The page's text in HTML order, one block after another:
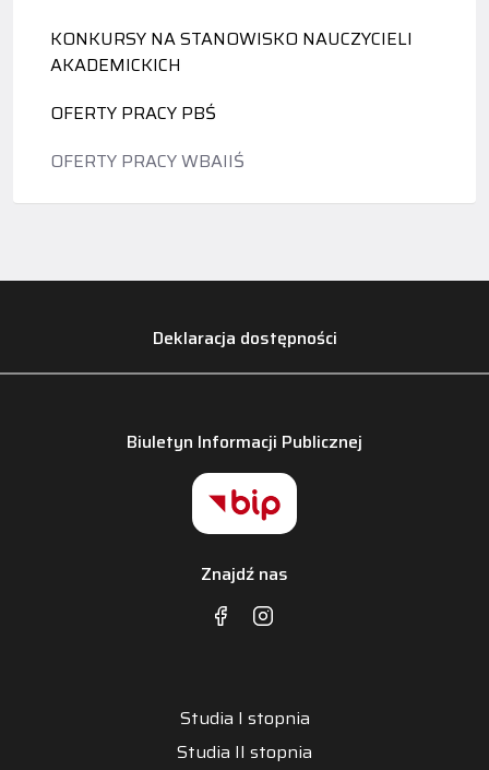
KONKURSY NA STANOWISKO NAUCZYCIELI
AKADEMICKICH
OFERTY PRACY PBŚ
OFERTY PRACY WBAIIŚ
Deklaracja dostępności
Biuletyn Informacji Publicznej
Znajdź nas
Studia I stopnia
Studia II stopnia